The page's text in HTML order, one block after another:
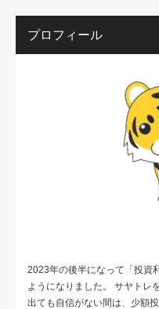
プロフィール
2023年の後半になって「投資
ようになりました。 サヤトレ
出ても自信がない間は、少額